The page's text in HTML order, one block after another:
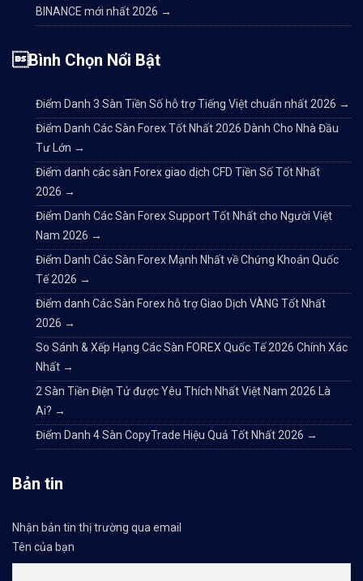
BINANCE mới nhất 2026 →
Bình Chọn Nổi Bật
Điểm Danh 3 Sàn Tiền Số hỗ trợ Tiếng Việt chuẩn nhất 2026 →
Điểm Danh Các Sàn Forex Tốt Nhất 2026 Dành Cho Nhà Đầu
Tư Lớn →
Điểm danh các sàn Forex giao dịch CFD Tiền Số Tốt Nhất
2026 →
Điểm Danh Các Sàn Forex Support Tốt Nhất cho Người Việt
Nam 2026 →
Điểm Danh Các Sàn Forex Mạnh Nhất về Chứng Khoán Quốc
Tế 2026 →
Điểm danh Các Sàn Forex hỗ trợ Giao Dịch VÀNG Tốt Nhất
2026 →
So Sánh & Xếp Hạng Các Sàn FOREX Quốc Tế 2026 Chính Xác
Nhất →
2 Sàn Tiền Điện Tử được Yêu Thích Nhất Việt Nam 2026 Là
Ai? →
Điểm Danh 4 Sàn CopyTrade Hiệu Quả Tốt Nhất 2026 →
Bản tin
Nhận bản tin thị trường qua email
Tên của bạn